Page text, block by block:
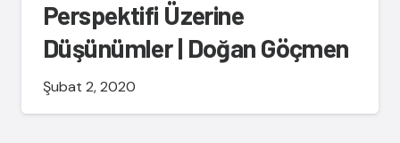
Perspektifi Üzerine
Düşünümler | Doğan Göçmen
Şubat 2, 2020